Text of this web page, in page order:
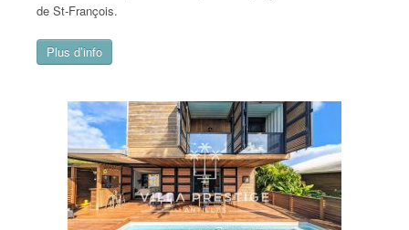
de St-François.
Plus d’info